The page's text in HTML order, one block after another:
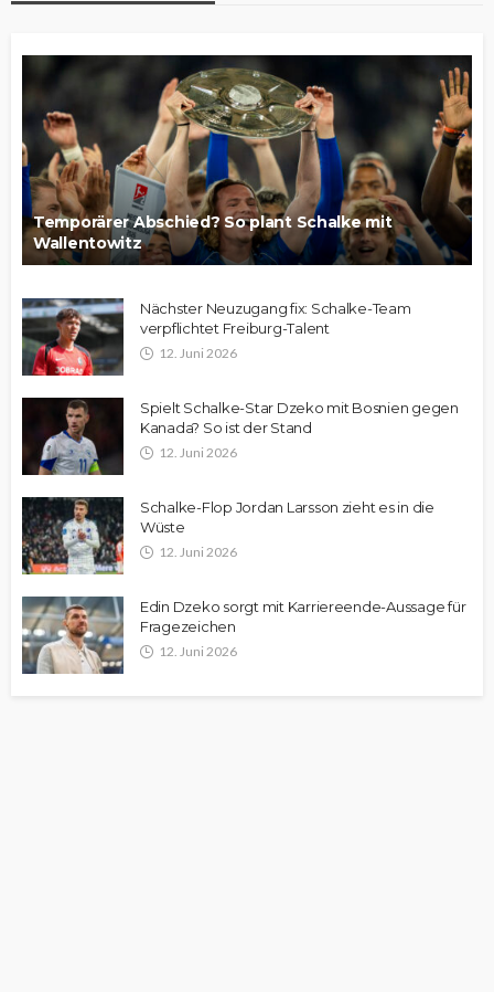
Temporärer Abschied? So plant Schalke mit
Wallentowitz
Nächster Neuzugang fix: Schalke-Team
verpflichtet Freiburg-Talent
12. Juni 2026
Spielt Schalke-Star Dzeko mit Bosnien gegen
Kanada? So ist der Stand
12. Juni 2026
Schalke-Flop Jordan Larsson zieht es in die
Wüste
12. Juni 2026
Edin Dzeko sorgt mit Karriereende-Aussage für
Fragezeichen
12. Juni 2026